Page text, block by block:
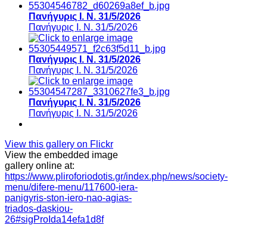
Πανήγυρις Ι. Ν. 31/5/2026
Πανήγυρις Ι. Ν. 31/5/2026
Πανήγυρις Ι. Ν. 31/5/2026
Πανήγυρις Ι. Ν. 31/5/2026
Πανήγυρις Ι. Ν. 31/5/2026
Πανήγυρις Ι. Ν. 31/5/2026
View this gallery on Flickr
View the embedded image
gallery online at:
https://www.pliroforiodotis.gr/index.php/news/society-
menu/difere-menu/117600-iera-
panigyris-ston-iero-nao-agias-
triados-daskiou-
26#sigProIda14efa1d8f